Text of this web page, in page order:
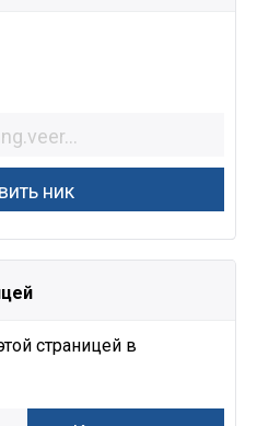
страницей в